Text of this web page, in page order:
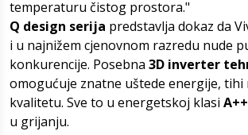
temperaturu čistog prostora."
Q design serija predstavlja dokaz da
i u najnižem cjenovnom razredu nude
konkurencije. Posebna 3D inverter
omogućuje znatne uštede energije,
kvalitetu. Sve to u energetskoj klasi A++
u grijanju.